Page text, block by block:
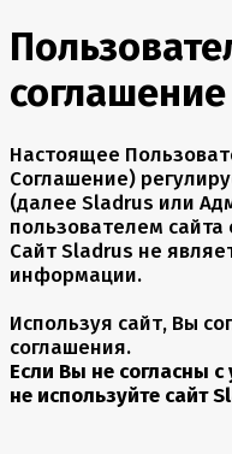
соглашение
Настоящее
Соглашение)
(далее Sladrus или
пользователем сайта
Сайт Sladrus не
информации.
Используя сайт, Вы
соглашения.
Если Вы не согласны
не используйте сайт